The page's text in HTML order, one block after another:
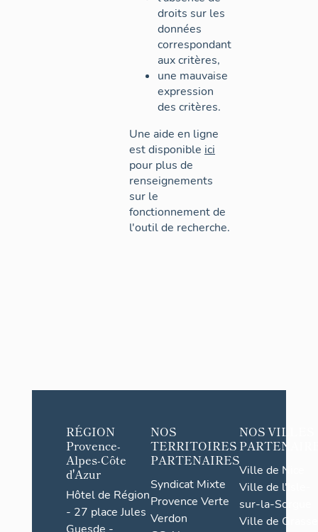
droits sur les
données
correspondant
aux critères,
une mauvaise
expression
des critères.
Une aide en ligne
est disponible ici
pour plus de
renseignements
sur le
fonctionnement de
l'outil de recherche.
RÉGION
Provence-
Alpes-Côte
d'Azur
Hôtel de Région
- 27 place Jules
NOS
TERRITOIRES
PARTENAIRES
Syndicat Mixte
Provence Verte
Verdon
NOS VILLES
Ville de Nice
Ville de l'Isle-
sur-la-Sorgue
Ville de Grasse